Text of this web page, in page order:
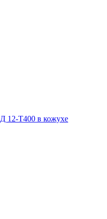
12-T400 в кожухе